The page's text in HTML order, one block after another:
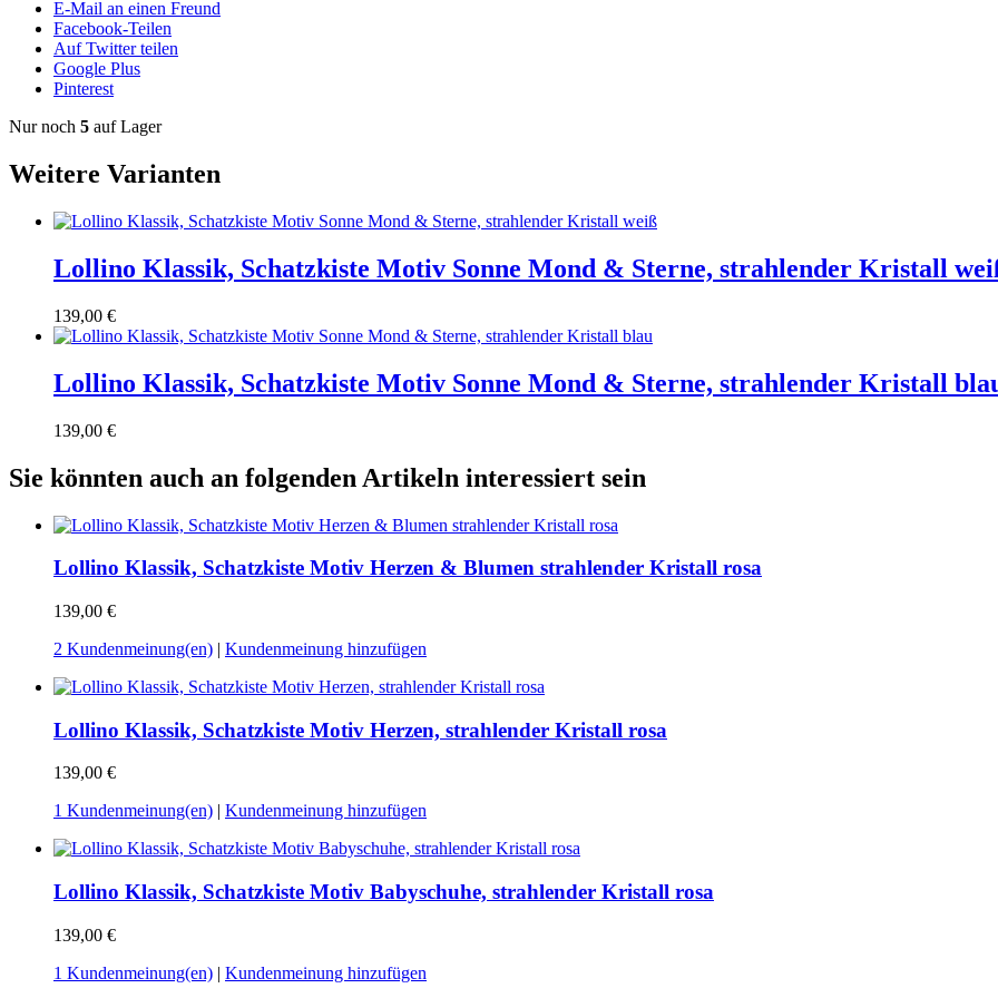
E-Mail an einen Freund
Facebook-Teilen
Auf Twitter teilen
Google Plus
Pinterest
Nur noch 5 auf Lager
Weitere Varianten
Lollino Klassik, Schatzkiste Motiv Sonne Mond & Sterne, strahlender Kristall
139,00 €
Lollino Klassik, Schatzkiste Motiv Sonne Mond & Sterne, strahlender Kristall
139,00 €
Sie könnten auch an folgenden Artikeln interessiert sein
Lollino Klassik, Schatzkiste Motiv Herzen & Blumen strahlender Kristall rosa
139,00 €
2 Kundenmeinung(en) | Kundenmeinung hinzufügen
Lollino Klassik, Schatzkiste Motiv Herzen, strahlender Kristall rosa
139,00 €
1 Kundenmeinung(en) | Kundenmeinung hinzufügen
Lollino Klassik, Schatzkiste Motiv Babyschuhe, strahlender Kristall rosa
139,00 €
1 Kundenmeinung(en) | Kundenmeinung hinzufügen